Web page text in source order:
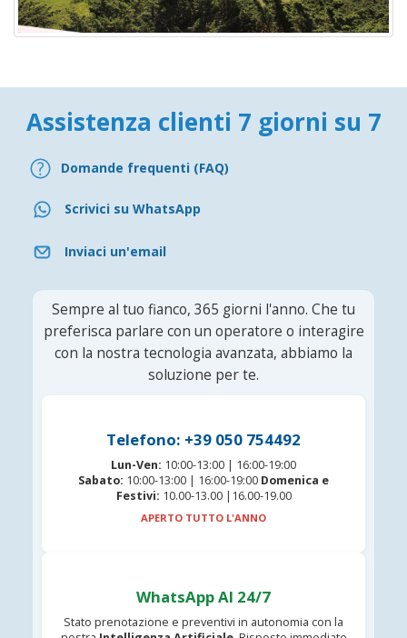
Assistenza clienti 7 giorni su 7
Domande frequenti (FAQ)
Scrivici su WhatsApp
Inviaci un'email
Sempre al tuo fianco, 365 giorni l'anno. Che tu
preferisca parlare con un operatore o interagire
con la nostra tecnologia avanzata, abbiamo la
soluzione per te.
Telefono: +39 050 754492
Lun-Ven: 10:00-13:00 | 16:00-19:00
Sabato: 10:00-13:00 | 16:00-19:00 Domenica e
Festivi: 10.00-13.00 |16.00-19.00
APERTO TUTTO L'ANNO
WhatsApp AI 24/7
Stato prenotazione e preventivi in autonomia con la